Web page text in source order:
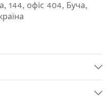
144, офіс 404, Буча,